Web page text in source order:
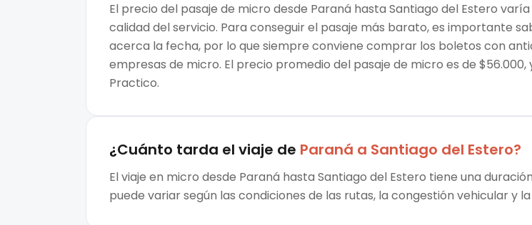
El precio del pasaje de micro desde Paraná hasta Santiago del Estero
calidad del servicio. Para conseguir el pasaje más barato, es importante
acerca la fecha, por lo que siempre conviene comprar los boletos con
empresas de micro. El precio promedio del pasaje de micro es de
Practico.
¿Cuánto tarda el viaje de Paraná a Santiago del Estero?
El viaje en micro desde Paraná hasta Santiago del Estero tiene una
puede variar según las condiciones de las rutas, la congestión vehicular y